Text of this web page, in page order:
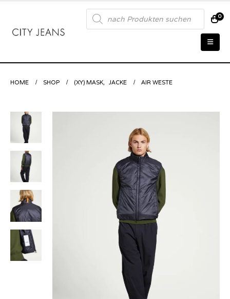
Products
search 0
HOME SHOP (XY) MASK, JACKE AIR WESTE